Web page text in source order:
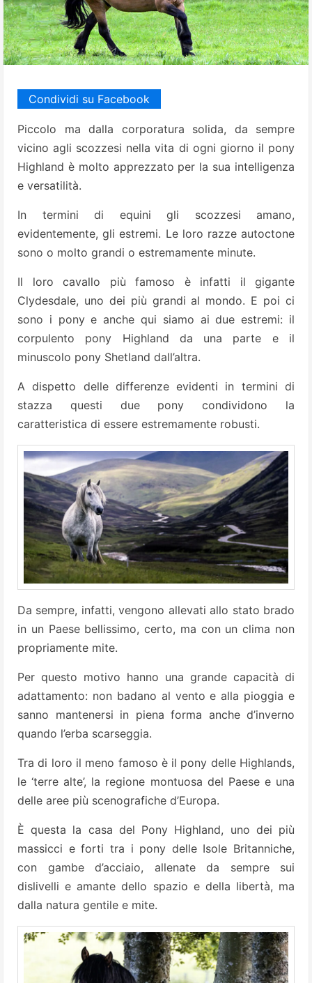
Condividi su Facebook
Piccolo ma dalla corporatura solida, da sempre
vicino agli scozzesi nella vita di ogni giorno il pony
Highland è molto apprezzato per la sua intelligenza
e versatilità.
In termini di equini gli scozzesi amano,
evidentemente, gli estremi. Le loro razze autoctone
sono o molto grandi o estremamente minute.
Il loro cavallo più famoso è infatti il gigante
Clydesdale, uno dei più grandi al mondo. E poi ci
sono i pony e anche qui siamo ai due estremi: il
corpulento pony Highland da una parte e il
minuscolo pony Shetland dall’altra.
A dispetto delle differenze evidenti in termini di
stazza questi due pony condividono la
caratteristica di essere estremamente robusti.
Da sempre, infatti, vengono allevati allo stato brado
in un Paese bellissimo, certo, ma con un clima non
propriamente mite.
Per questo motivo hanno una grande capacità di
adattamento: non badano al vento e alla pioggia e
sanno mantenersi in piena forma anche d’inverno
quando l’erba scarseggia.
Tra di loro il meno famoso è il pony delle Highlands,
le ‘terre alte’, la regione montuosa del Paese e una
delle aree più scenografiche d’Europa.
È questa la casa del Pony Highland, uno dei più
massicci e forti tra i pony delle Isole Britanniche,
con gambe d’acciaio, allenate da sempre sui
dislivelli e amante dello spazio e della libertà, ma
dalla natura gentile e mite.